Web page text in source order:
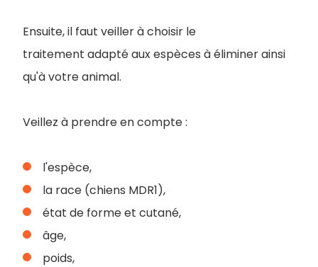
Ensuite, il faut veiller à choisir le
traitement adapté aux espèces à éliminer ainsi
qu'à votre animal.
Veillez à prendre en compte :
l'espèce,
la race (chiens MDR1),
état de forme et cutané,
âge,
poids,